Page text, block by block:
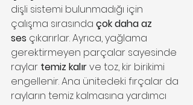
dişli sistemi bulunmadığı için
çalışma sırasında çok daha az
ses çıkarırlar. Ayrıca, yağlama
gerektirmeyen parçalar sayesinde
raylar temiz kalır ve toz, kir birikimi
engellenir. Ana ünitedeki fırçalar da
rayların temiz kalmasına yardımcı